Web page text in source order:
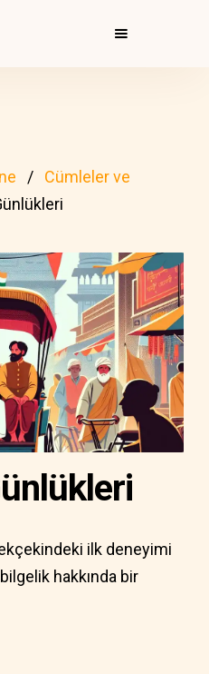
Cümleler ve
ilk deneyimi
hakkında bir